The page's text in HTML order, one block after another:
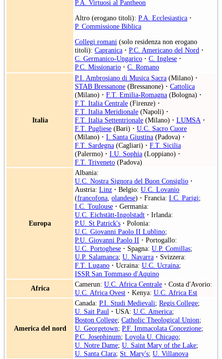
P.A. Virtuosi al Pantheon
Altro (erogano titoli): P.A. Ecclesiastica ·
P. Commissione Biblica
Collegi romani (solo residenza non erogano
titoli): Capranica · P.C. Americano del Nord ·
C. Germanico-Ungarico · C. Inglese ·
P.C. Missionario · C. Romano
Italia
P.I. Ambrosiano di Musica Sacra (Milano) ·
STAB Bressanone (Bressanone) · Cattolica
(Milano) · F.T. Emilia-Romagna (Bologna) ·
F.T. Italia Centrale (Firenze) ·
F.T. Italia Meridionale (Napoli) ·
F.T. Italia Settentrionale (Milano) · LUMSA ·
F.T. Pugliese (Bari) · U.C. Sacro Cuore
(Milano) · I. Santa Giustina (Padova) ·
F.T. Sardegna (Cagliari) · F.T. Sicilia
(Palermo) · I.U. Sophia (Loppiano) ·
F.T. Triveneto (Padova)
Europa
Albania:
U.C. Nostra Signora del Buon Consiglio ·
Austria: Linz · Belgio: U.C. Lovanio
(francofona olandese) · Francia: I.C. Parigi;
I.C. Toulouse · Germania:
U.C. Eichstätt-Ingolstadt · Irlanda:
P.U. St Patrick's · Polonia:
U.C. Giovanni Paolo II Lublino;
P.U. Giovanni Paolo II · Portogallo:
U.C. Portoghese · Spagna: U.P. Comillas;
U.P. Salamanca; U. Navarra · Svizzera:
F.T. Lugano · Ucraina: U.C. Ucraina;
ISSR San Tommaso d'Aquino
Africa
Camerun: U.C. Africa Centrale · Costa d'Avorio:
U.C. Africa Ovest · Kenya: U.C. Africa Est
America del nord
Canada: P.I. Studi Medievali; Regis College;
U. Sait Paul · USA: U.C. America;
Boston College; Catholic Theological Union;
U. Georgetown; P.F. Immacolata Concezione;
P.C. Josephinum; Loyola U. Chicago;
U. Notre Dame; U. Saint Mary of the Lake;
U. Santa Clara; St. Mary's; U. Villanova